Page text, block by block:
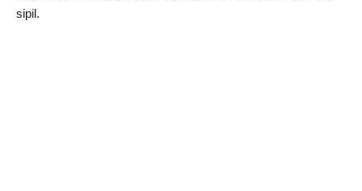
sipil.